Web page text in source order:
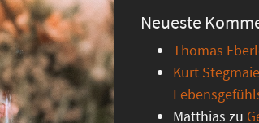
Neueste
Thomas
Kurt
Matthias zu